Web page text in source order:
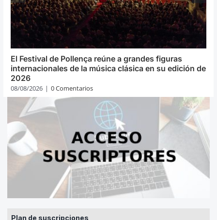
Plan de suscripciones
El Festival de Pollença reúne a grandes figuras
internacionales de la música clásica en su edición de
2026
08/08/2026 | 0 Comentarios